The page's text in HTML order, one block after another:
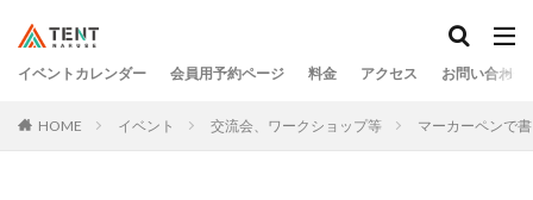
イベントカレンダー 会員用予約ページ 料金 アクセス お問い合わせ
HOME イベント 交流会、ワークショップ等 マーカーペンで